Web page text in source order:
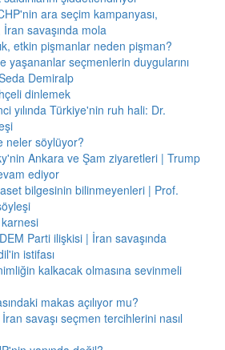
ara seçim kampanyası,
savaşında mola
etkin pişmanlar neden pişman?
yaşananlar seçmenlerin duygularını
Demiralp
dinlemek
yılında Türkiye'nin ruh hali: Dr.
neler söylüyor?
Ankara ve Şam ziyaretleri | Trump
ediyor
bilgesinin bilinmeyenleri | Prof.
Parti ilişkisi | İran savaşında
istifası
kalkacak olmasına sevinmeli
makas açılıyor mu?
savaşı seçmen tercihlerini nasıl